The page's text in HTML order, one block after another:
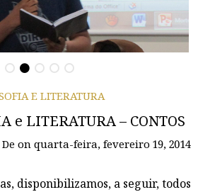
E LITERATURA
e LITERATURA – CONTOS
on quarta-feira, fevereiro 19, 2014
disponibilizamos, a seguir, todos